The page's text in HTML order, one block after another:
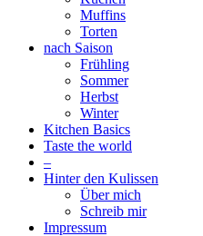
Muffins
Torten
nach Saison
Frühling
Sommer
Herbst
Winter
Kitchen Basics
Taste the world
–
Hinter den Kulissen
Über mich
Schreib mir
Impressum